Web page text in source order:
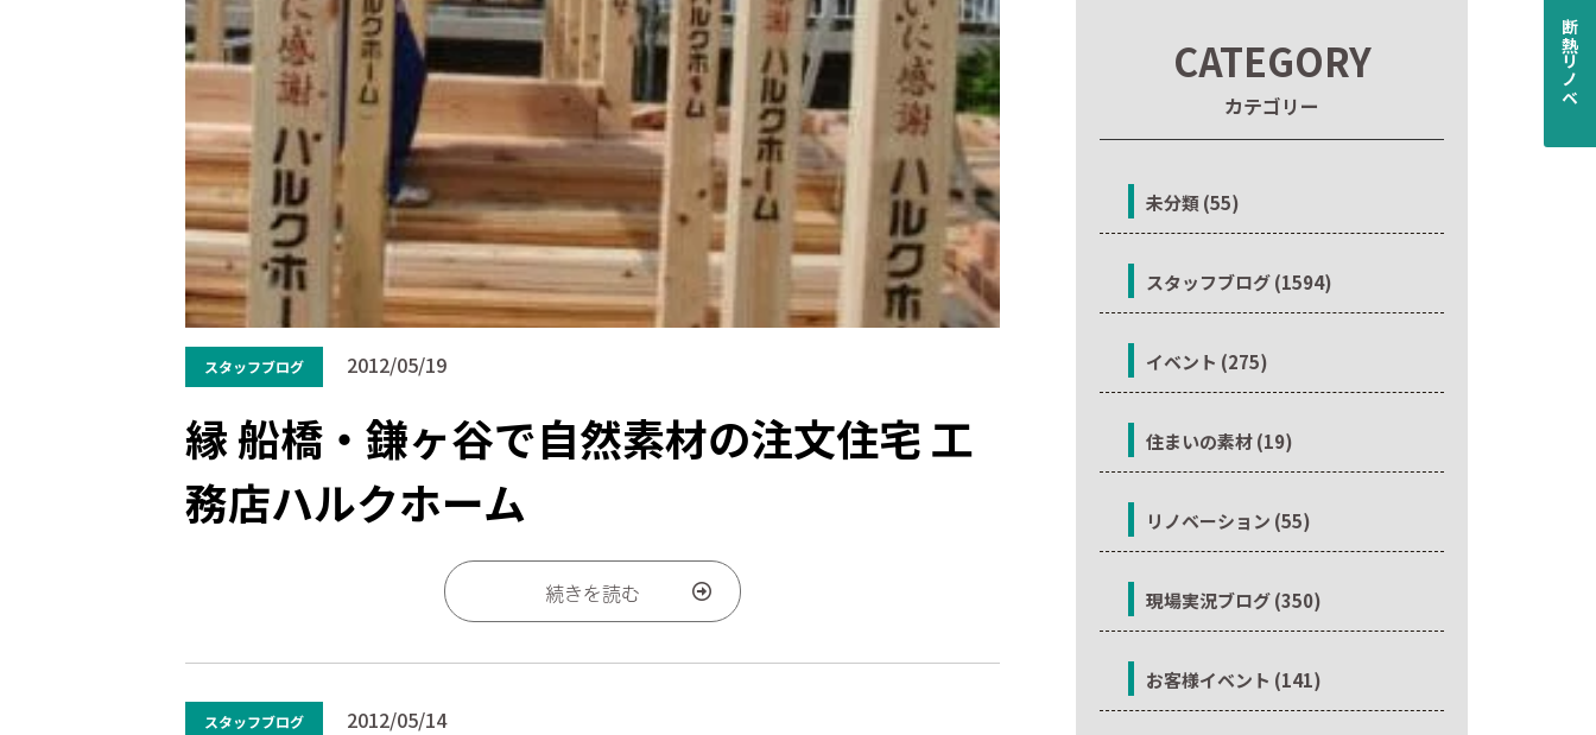
スタッフブログ 2012/05/19
縁 船橋・鎌ヶ谷で自然素材の注文住宅 工
務店ハルクホーム
続きを読む
スタッフブログ 2012/05/14
CATEGORY
カテゴリー
未分類 (55)
スタッフブログ (1594)
イベント (275)
住まいの素材 (19)
リノベーション (55)
現場実況ブログ (350)
お客様イベント (141)
断熱リノベ